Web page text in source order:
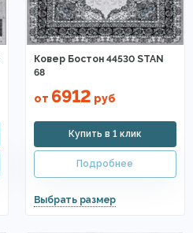
Ковер Бостон 44530 STAN
68
от 6912 руб